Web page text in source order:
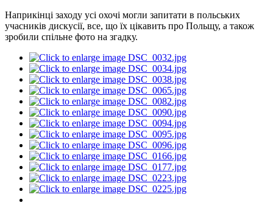
Наприкінці заходу усі охочі могли запитати в польських
учасників дискусії, все, що їх цікавить про Польщу, а також
зробили спільне фото на згадку.